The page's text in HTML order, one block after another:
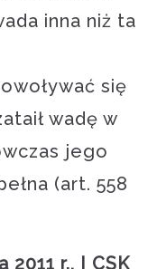
inna niż ta
się
wadę w
jego
(art. 558
2011 r., I CSK